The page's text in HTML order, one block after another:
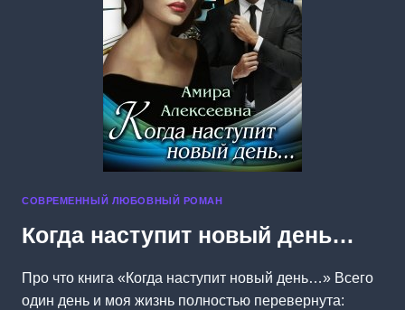
СОВРЕМЕННЫЙ ЛЮБОВНЫЙ РОМАН
Когда наступит новый день…
Про что книга «Когда наступит новый день…» Всего
один день и моя жизнь полностью перевернута: